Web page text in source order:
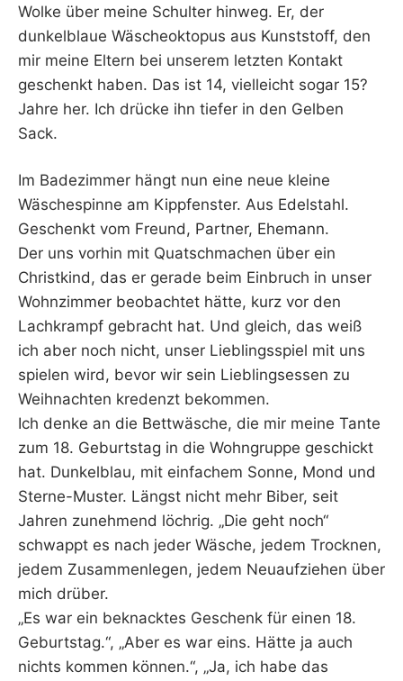
Wolke über meine Schulter hinweg. Er, der
dunkelblaue Wäscheoktopus aus Kunststoff, den
mir meine Eltern bei unserem letzten Kontakt
geschenkt haben. Das ist 14, vielleicht sogar 15?
Jahre her. Ich drücke ihn tiefer in den Gelben
Sack.
Im Badezimmer hängt nun eine neue kleine
Wäschespinne am Kippfenster. Aus Edelstahl.
Geschenkt vom Freund, Partner, Ehemann.
Der uns vorhin mit Quatschmachen über ein
Christkind, das er gerade beim Einbruch in unser
Wohnzimmer beobachtet hätte, kurz vor den
Lachkrampf gebracht hat. Und gleich, das weiß
ich aber noch nicht, unser Lieblingsspiel mit uns
spielen wird, bevor wir sein Lieblingsessen zu
Weihnachten kredenzt bekommen.
Ich denke an die Bettwäsche, die mir meine Tante
zum 18. Geburtstag in die Wohngruppe geschickt
hat. Dunkelblau, mit einfachem Sonne, Mond und
Sterne-Muster. Längst nicht mehr Biber, seit
Jahren zunehmend löchrig. „Die geht noch“
schwappt es nach jeder Wäsche, jedem Trocknen,
jedem Zusammenlegen, jedem Neuaufziehen über
mich drüber.
„Es war ein beknacktes Geschenk für einen 18.
Geburtstag.“, „Aber es war eins. Hätte ja auch
nichts kommen können.“, „Ja, ich habe das